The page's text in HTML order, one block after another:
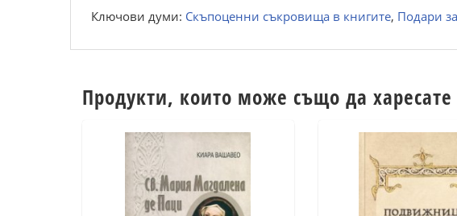
Ключови думи: Скъпоценни съкровища в книгите, Подари
Продукти, които може също да харесате